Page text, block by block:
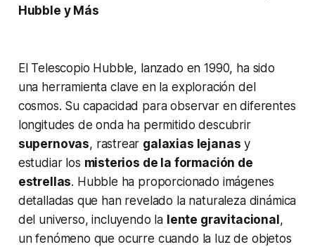
Hubble y Más
El Telescopio Hubble, lanzado en 1990, ha sido
una herramienta clave en la exploración del
cosmos. Su capacidad para observar en diferentes
longitudes de onda ha permitido descubrir
supernovas, rastrear galaxias lejanas y
estudiar los misterios de la formación de
estrellas. Hubble ha proporcionado imágenes
detalladas que han revelado la naturaleza dinámica
del universo, incluyendo la lente gravitacional ,
un fenómeno que ocurre cuando la luz de objetos